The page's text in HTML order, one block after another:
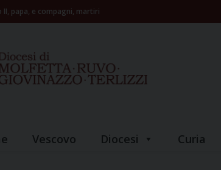
II, papa, e compagni, martiri
Vescovo Diocesi Curia